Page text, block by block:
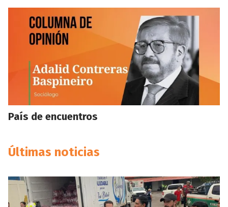
País de encuentros
Últimas noticias